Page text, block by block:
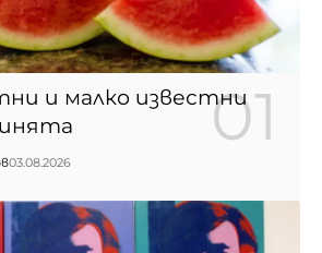
и малко известни
03.08.2026